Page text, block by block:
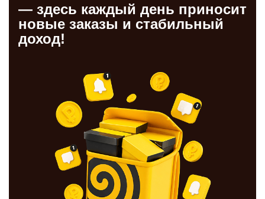
— здесь каждый день приносит
новые заказы и стабильный
доход!